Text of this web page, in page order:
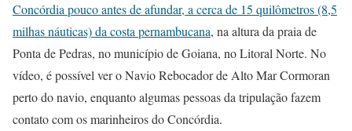
Concórdia pouco antes de afundar, a cerca de 15 quilômetros (8,5
milhas náuticas) da costa pernambucana, na altura da praia de
Ponta de Pedras, no município de Goiana, no Litoral Norte. No
vídeo, é possível ver o Navio Rebocador de Alto Mar Cormoran
perto do navio, enquanto algumas pessoas da tripulação fazem
contato com os marinheiros do Concórdia.